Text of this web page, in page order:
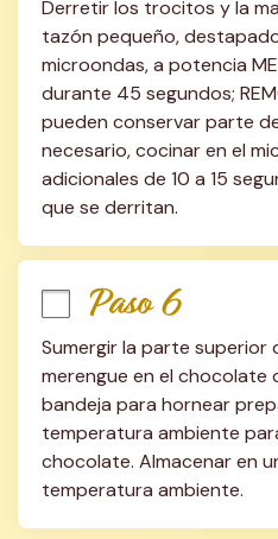
Derretir los trocitos y la
tazón pequeño,
microondas, a potencia
durante 45 segundos;
pueden conservar parte
necesario, cocinar en el
adicionales de 10 a 15
que se derritan.
Paso 6
Sumergir la parte superior
merengue en el chocolate
bandeja para hornear
temperatura ambiente
chocolate. Almacenar en
temperatura ambiente.